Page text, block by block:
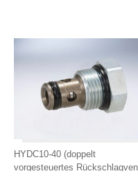
HYDC10-40 (doppelt
vorgesteuertes